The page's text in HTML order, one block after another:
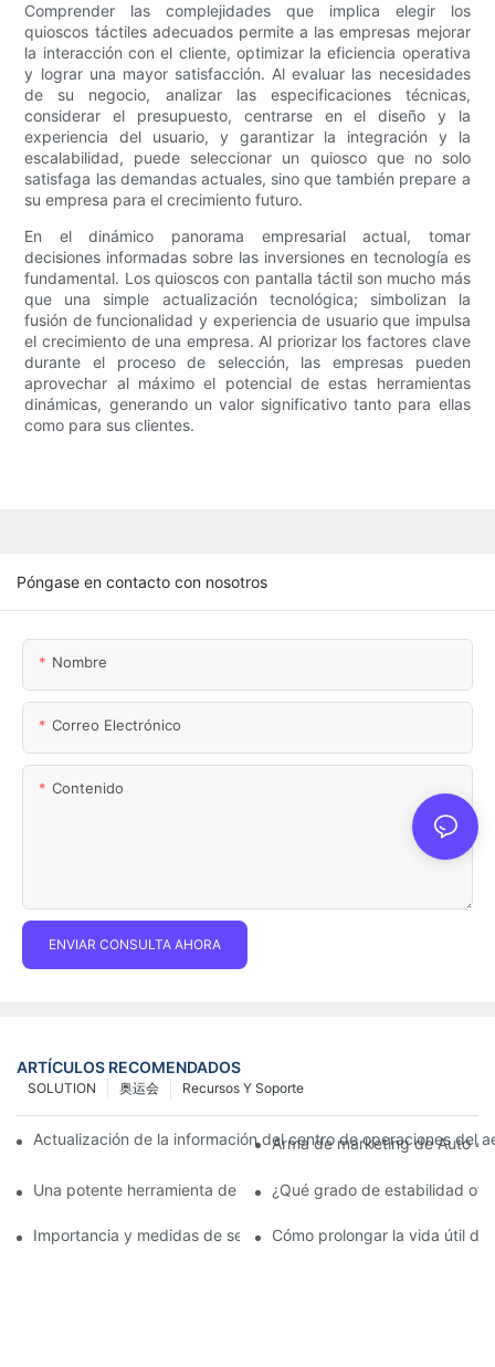
Comprender las complejidades que implica elegir los
quioscos táctiles adecuados permite a las empresas mejorar
la interacción con el cliente, optimizar la eficiencia operativa
y lograr una mayor satisfacción. Al evaluar las necesidades
de su negocio, analizar las especificaciones técnicas,
considerar el presupuesto, centrarse en el diseño y la
experiencia del usuario, y garantizar la integración y la
escalabilidad, puede seleccionar un quiosco que no solo
satisfaga las demandas actuales, sino que también prepare a
su empresa para el crecimiento futuro.
En el dinámico panorama empresarial actual, tomar
decisiones informadas sobre las inversiones en tecnología es
fundamental. Los quioscos con pantalla táctil son mucho más
que una simple actualización tecnológica; simbolizan la
fusión de funcionalidad y experiencia de usuario que impulsa
el crecimiento de una empresa. Al priorizar los factores clave
durante el proceso de selección, las empresas pueden
aprovechar al máximo el potencial de estas herramientas
dinámicas, generando un valor significativo tanto para ellas
como para sus clientes.
Póngase en contacto con nosotros
Nombre
Correo Electrónico
Contenido
ENVIAR CONSULTA AHORA
ARTÍCULOS RECOMENDADOS
Recursos Y Soporte
奥运会
SOLUTION
Actualización de la información del centro de operaciones del
Arma de marketing de Auto
Una potente herramienta de comunicación para
¿Qué grado de estabilidad
Importancia y medidas de seguridad del servicio posventa de
Cómo prolongar la vida útil